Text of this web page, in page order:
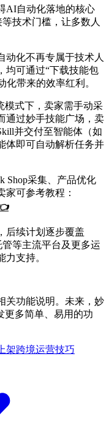
AI自动化落地的核心
技术门槛，让多数人
动化不再专属于技术人
均可通过“下载技能包
带来的效率红利。
模式下，卖家需手动采
通过妙手技能广场，卖
并交付至智能体（如
体即可自动解析任务并
Shop采集、产品优化
可参考教程：
后续计划逐步覆盖
管等主流平台及更多运
支持。
关功能说明。未来，妙
更多简单、易用的功
架跨境运营技巧